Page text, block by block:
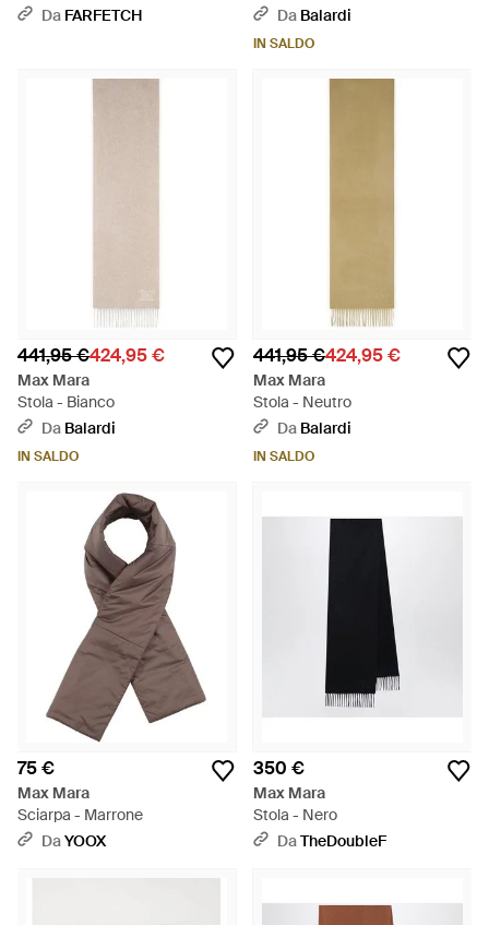
Da FARFETCH
Da Balardi
IN SALDO
441,95 €424,95 €
Max Mara
Stola - Bianco
Da Balardi
IN SALDO
441,95 €424,95 €
Max Mara
Stola - Neutro
Da Balardi
IN SALDO
75 €
Max Mara
Sciarpa - Marrone
DaYOOX
350 €
Max Mara
Stola - Nero
DaTheDoubleF